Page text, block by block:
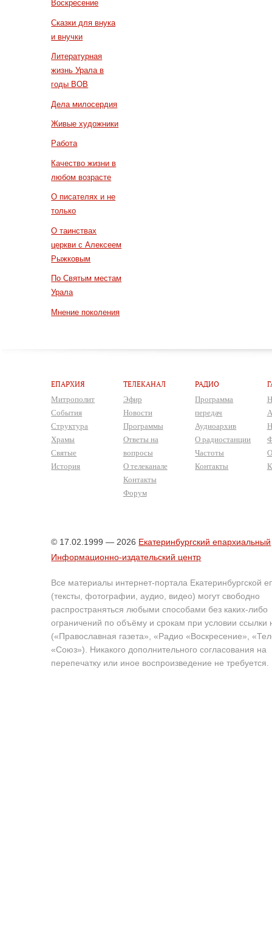
Воскресение
Сказки для внука
и внучки
Литературная
жизнь Урала в
годы ВОВ
Дела милосердия
Живые художники
Работа
Качество жизни в
любом возрасте
О писателях и не
только
О таинствах
церкви с Алексеем
Рыжковым
По Святым местам
Урала
Мнение поколения
ЕПАРХИЯ
Митрополит
События
Структура
Храмы
Святые
История
ТЕЛЕКАНАЛ
Эфир
Новости
Программы
Ответы на
вопросы
О телеканале
Контакты
Форум
РАДИО
Программа
передач
Аудиоархив
О радиостанции
Частоты
Контакты
© 17.02.1999 — 2026 Екатеринбургский епархиальный
Информационно-издательский центр
Все материалы интернет-портала Екатеринбургской
(тексты, фотографии, аудио, видео) могут свободно
распространяться любыми способами без каких-либо
ограничений по объёму и срокам при условии ссылки
(«Православная газета», «Радио «Воскресение»,
«Союз»). Никакого дополнительного согласования на
перепечатку или иное воспроизведение не требуется.